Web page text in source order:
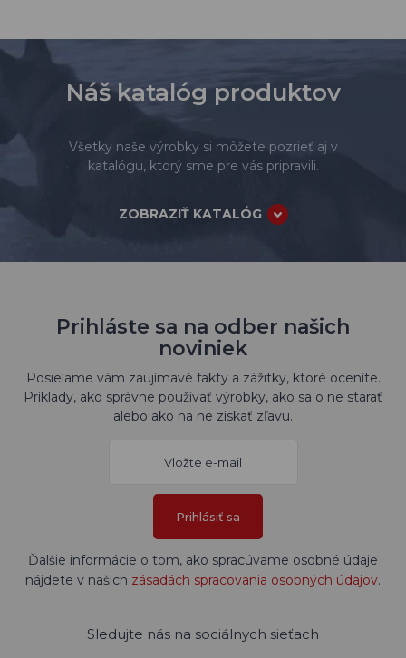
Náš katalóg produktov
Všetky naše výrobky si môžete pozrieť aj v
katalógu, ktorý sme pre vás pripravili.
ZOBRAZIŤ KATALÓG
Prihláste sa na odber našich
noviniek
Posielame vám zaujímavé fakty a zážitky, ktoré oceníte.
Príklady, ako správne používať výrobky, ako sa o ne starať
alebo ako na ne získať zľavu.
Prihlásiť sa
Ďalšie informácie o tom, ako spracúvame osobné údaje
nájdete v našich zásadách spracovania osobných údajov.
Sledujte nás na sociálnych sieťach